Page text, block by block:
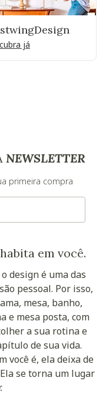
já
NEWSLETTER
primeira compra
em você.
design é uma das
pessoal. Por isso,
mesa, banho,
e mesa posta, com
a sua rotina e
de sua vida.
você é, ela deixa de
se torna um lugar